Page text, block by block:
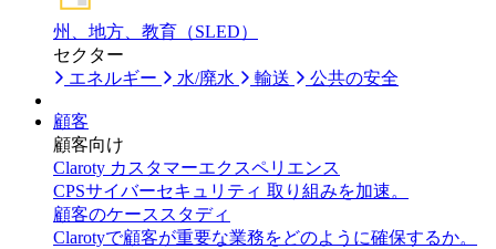
州、地方、教育（SLED）
セクター
エネルギー
水/廃水 輸送 公共の安全
顧客
顧客向け
Claroty カスタマーエクスペリエンス
CPSサイバーセキュリティ 取り組みを加速。
顧客のケーススタディ
Clarotyで顧客が重要な業務をどのように確保するか。